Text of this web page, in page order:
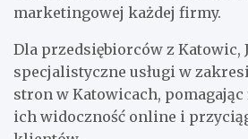
marketingowej każdej firmy.
Dla przedsiębiorców z Katowic,
specjalistyczne usługi w
stron w Katowicach,
ich widoczność online i